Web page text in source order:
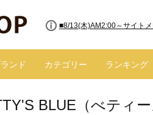
■8/13(木)AM2:00～サイト
ンド カテゴリー ランキング
BLUE（べティ